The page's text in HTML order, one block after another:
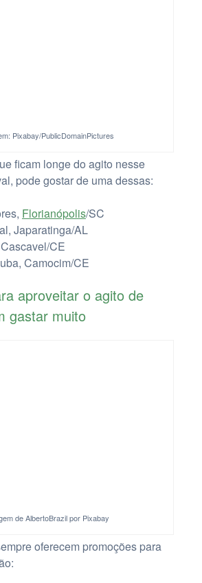
Pixabay/PublicDomainPictures
ficam longe do agito nesse
pode gostar de uma dessas:
Florianópolis/SC
Japaratinga/AL
CE
Camocim/CE
aproveitar o agito de
gastar muito
de AlbertoBrazil por Pixabay
oferecem promoções para